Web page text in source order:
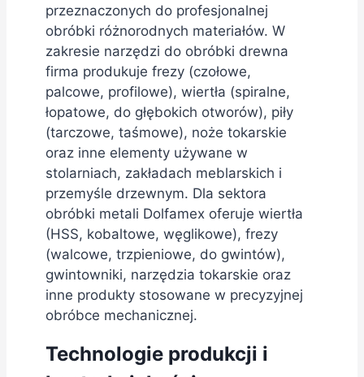
przeznaczonych do profesjonalnej
obróbki różnorodnych materiałów. W
zakresie narzędzi do obróbki drewna
firma produkuje frezy (czołowe,
palcowe, profilowe), wiertła (spiralne,
łopatowe, do głębokich otworów), piły
(tarczowe, taśmowe), noże tokarskie
oraz inne elementy używane w
stolarniach, zakładach meblarskich i
przemyśle drzewnym. Dla sektora
obróbki metali Dolfamex oferuje wiertła
(HSS, kobaltowe, węglikowe), frezy
(walcowe, trzpieniowe, do gwintów),
gwintowniki, narzędzia tokarskie oraz
inne produkty stosowane w precyzyjnej
obróbce mechanicznej.
Technologie produkcji i